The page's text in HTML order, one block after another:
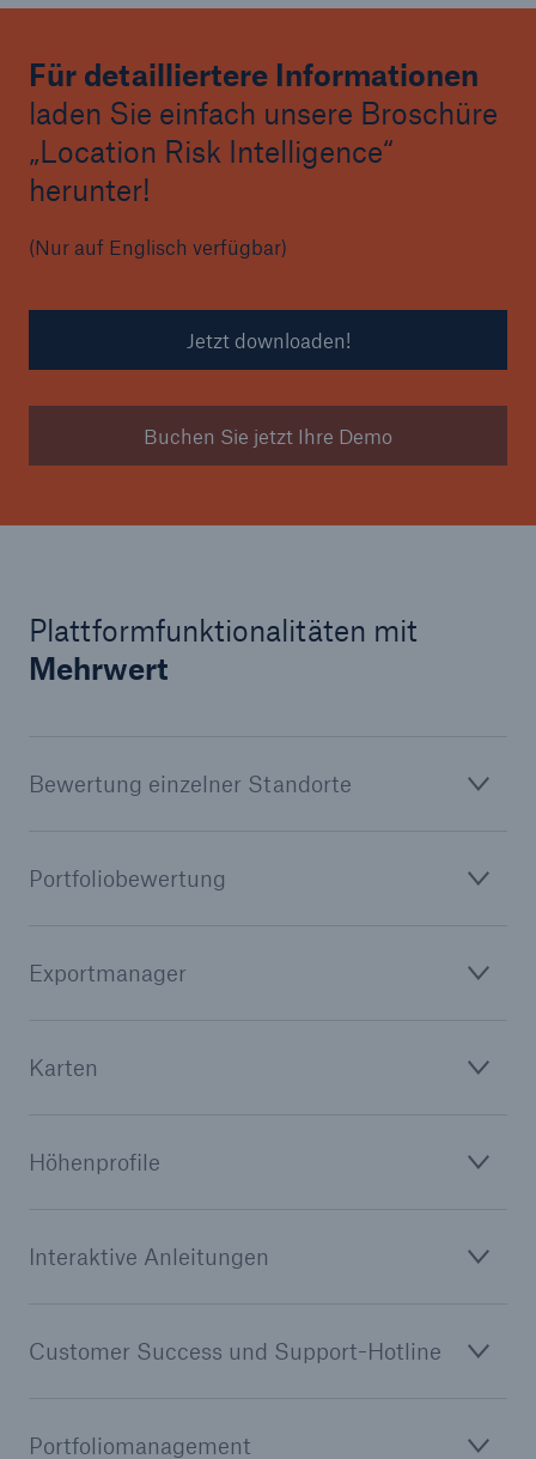
Für detailliertere Informationen
laden Sie einfach unsere Broschüre
„Location Risk Intelligence“
herunter!
(Nur auf Englisch verfügbar)
Jetzt downloaden!
Buchen Sie jetzt Ihre Demo
Plattformfunktionalitäten mit
Mehrwert
Bewertung einzelner Standorte
Portfoliobewertung
Exportmanager
Karten
Höhenprofile
Interaktive Anleitungen
Customer Success und Support-Hotline
Portfoliomanagement